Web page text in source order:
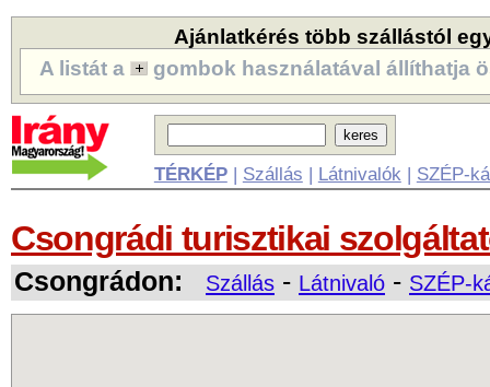
Ajánlatkérés több szállástól
A listát a
gombok használatával állíthatja
TÉRKÉP| Szállás | Látnivalók | SZÉP-
Csongrádi turisztikai
Csongrádon: Szállás - Látnivaló - SZÉP-